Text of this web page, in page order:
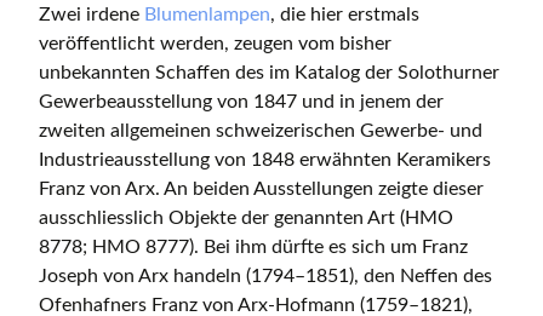
Zwei irdene Blumenlampen, die hier erstmals
veröffentlicht werden, zeugen vom bisher
unbekannten Schaffen des im Katalog der Solothurner
Gewerbeausstellung von 1847 und in jenem der
zweiten allgemeinen schweizerischen Gewerbe- und
Industrieausstellung von 1848 erwähnten Keramikers
Franz von Arx. An beiden Ausstellungen zeigte dieser
ausschliesslich Objekte der genannten Art (HMO
8778; HMO 8777). Bei ihm dürfte es sich um Franz
Joseph von Arx handeln (1794–1851), den Neffen des
Ofenhafners Franz von Arx-Hofmann (1759–1821),